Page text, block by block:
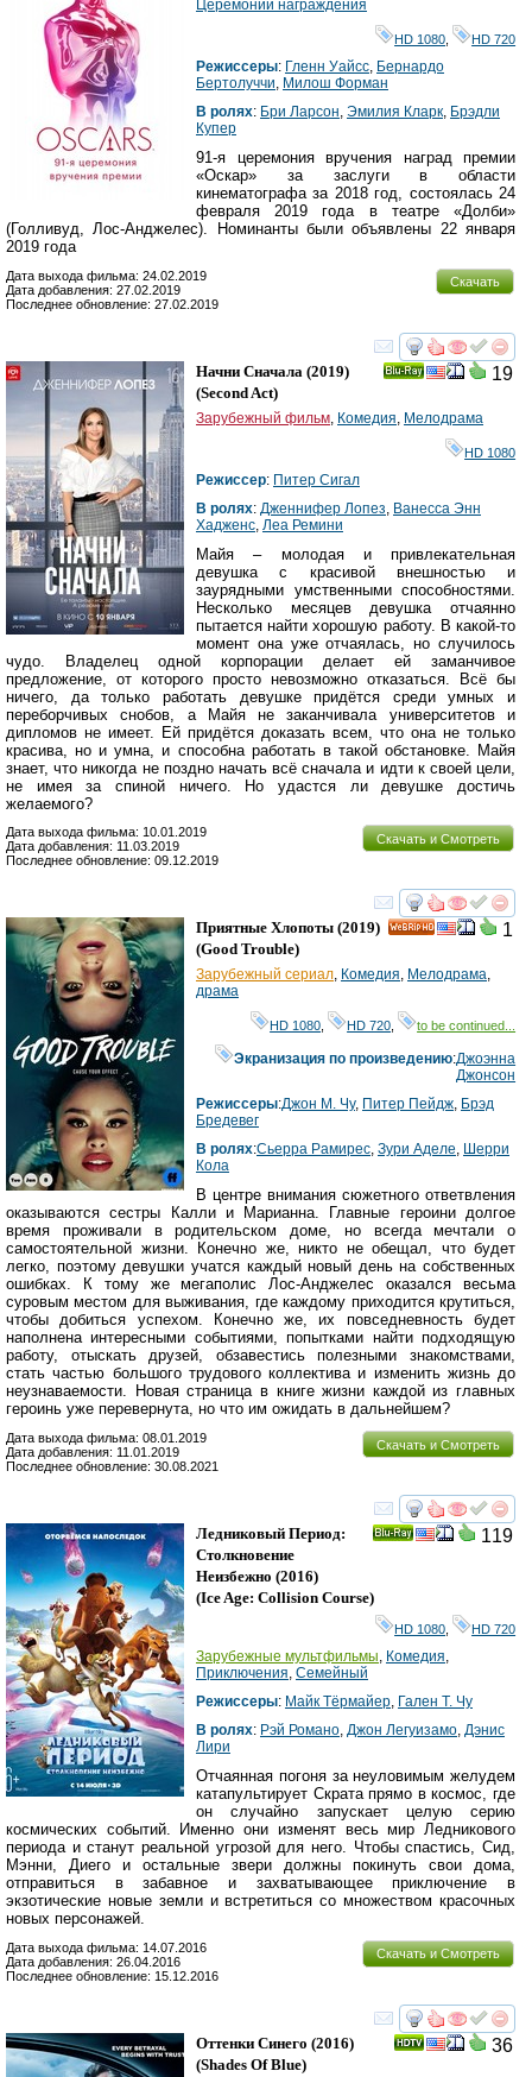
Церемонии награждения
HD 1080 HD 720
Режиссеры: Гленн Уайсс, Бернардо
Бертолуччи, Милош Форман
В ролях: Бри Ларсон, Эмилия Кларк, Брэдли
Купер
91-я церемония вручения наград премии
«Оскар» за заслуги в области
кинематографа за 2018 год, состоялась 24
февраля 2019 года в театре «Долби»
(Голливуд, Лос-Анджелес). Номинанты были объявлены 22 января
2019 года
Скачать
Дата выхода фильма: 24.02.2019
Дата добавления: 27.02.2019
Последнее обновление: 27.02.2019
смотреть
19
Начни Сначала (2019)
(Second Act)
Зарубежный фильм Комедия Мелодрама
HD 1080
Режиссер: Питер Сигал
В ролях: Дженнифер Лопез Ванесса Энн
Хадженс Леа Ремини
Майя – молодая и привлекательная
девушка с красивой внешностью и
заурядными умственными способностями.
Несколько месяцев девушка отчаянно
пытается найти хорошую работу. В какой-то
момент она уже отчаялась, но случилось
чудо. Владелец одной корпорации делает ей заманчивое
предложение, от которого просто невозможно отказаться. Всё бы
ничего, да только работать девушке придётся среди умных и
переборчивых снобов, а Майя не заканчивала университетов и
дипломов не имеет. Ей придётся доказать всем, что она не только
красива, но и умна, и способна работать в такой обстановке. Майя
знает, что никогда не поздно начать всё сначала и идти к своей цели,
не имея за спиной ничего. Но удастся ли девушке достичь
желаемого?
Скачать и Смотреть
Дата выхода фильма: 10.01.2019
Дата добавления: 11.03.2019
Последнее обновление: 09.12.2019
смотреть
1
Приятные Хлопоты (2019)
(Good Trouble)
Зарубежный сериал, Комедия, Мелодрама,
драма
HD 1080 HD 720 to be continued...
Экранизация по произведению:Джоэнна
Джонсон
Режиссеры:Джон М. Чу, Питер Пейдж, Брэд
Бредевег
В ролях:Сьерра Рамирес, Зури Аделе, Шерри
Кола
В центре внимания сюжетного ответвления
оказываются сестры Калли и Марианна. Главные героини долгое
время проживали в родительском доме, но всегда мечтали о
самостоятельной жизни. Конечно же, никто не обещал, что будет
легко, поэтому девушки учатся каждый новый день на собственных
ошибках. К тому же мегаполис Лос-Анджелес оказался весьма
суровым местом для выживания, где каждому приходится крутиться,
чтобы добиться успехом. Конечно же, их повседневность будет
наполнена интересными событиями, попытками найти подходящую
работу, отыскать друзей, обзавестись полезными знакомствами,
стать частью большого трудового коллектива и изменить жизнь до
неузнаваемости. Новая страница в книге жизни каждой из главных
героинь уже перевернута, но что им ожидать в дальнейшем?
Скачать и Смотреть
Дата выхода фильма: 08.01.2019
Дата добавления: 11.01.2019
Последнее обновление: 30.08.2021
смотреть
119
Ледниковый Период:
Столкновение
Неизбежно (2016)
(Ice Age: Collision Course)
HD 1080 HD 720
Зарубежные мультфильмы, Комедия,
Приключения, Семейный
Режиссеры: Майк Тёрмайер, Гален Т. Чу
В ролях: Рэй Романо, Джон Легуизамо, Дэнис
Лири
Отчаянная погоня за неуловимым желудем
катапультирует Скрата прямо в космос, где
он случайно запускает целую серию
космических событий. Именно они изменят весь мир Ледникового
периода и станут реальной угрозой для него. Чтобы спастись, Сид,
Мэнни, Диего и остальные звери должны покинуть свои дома,
отправиться в забавное и захватывающее приключение в
экзотические новые земли и встретиться со множеством красочных
новых персонажей.
Скачать и Смотреть
Дата выхода фильма: 14.07.2016
Дата добавления: 26.04.2016
Последнее обновление: 15.12.2016
смотреть
36
Оттенки Синего (2016)
(Shades Of Blue)